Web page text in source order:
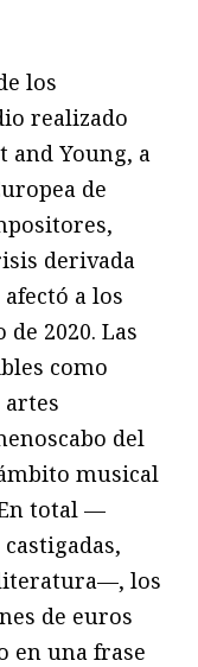
los
realizado
and Young, a
de
derivada
a los
2020. Las
como
artes
del
musical
total —
los
de euros
en una frase